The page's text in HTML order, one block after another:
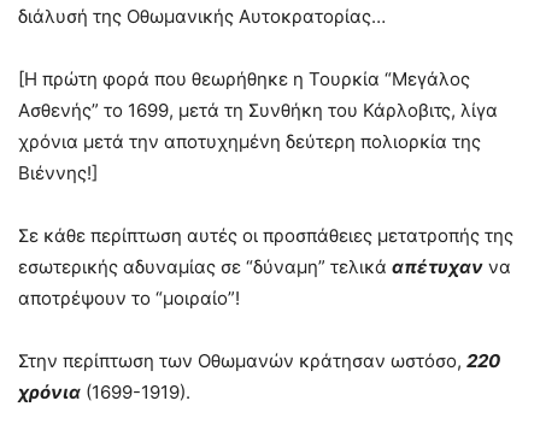
διάλυσή της Οθωμανικής Αυτοκρατορίας…
[Η πρώτη φορά που θεωρήθηκε η Τουρκία “Μεγάλος
Ασθενής” το 1699, μετά τη Συνθήκη του Κάρλοβιτς, λίγα
χρόνια μετά την αποτυχημένη δεύτερη πολιορκία της
Βιέννης!]
Σε κάθε περίπτωση αυτές οι προσπάθειες μετατροπής της
εσωτερικής αδυναμίας σε “δύναμη” τελικά απέτυχαν να
αποτρέψουν το “μοιραίο”!
Στην περίπτωση των Οθωμανών κράτησαν ωστόσο, 220
χρόνια (1699-1919).